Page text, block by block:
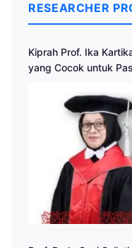
RESEARCHER
Kiprah Prof. Ika
yang Cocok untuk